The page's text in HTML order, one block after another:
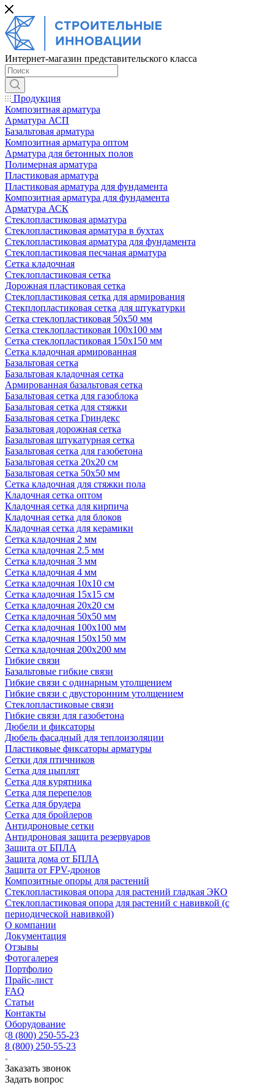
Интернет-магазин представительского класса
Продукция
Композитная арматура
Арматура АСП
Базальтовая арматура
Композитная арматура оптом
Арматура для бетонных полов
Полимерная арматура
Пластиковая арматура
Пластиковая арматура для фундамента
Композитная арматура для фундамента
Арматура АСК
Cтеклопластиковая арматура
Стеклопластиковая арматура в бухтах
Стеклопластиковая арматура для фундамента
Стеклопластиковая песчаная арматура
Сетка кладочная
Стеклопластиковая сетка
Дорожная пластиковая сетка
Стеклопластиковая сетка для армирования
Стекплопластиковая сетка для штукатурки
Сетка стеклопластиковая 50x50 мм
Сетка стеклопластиковая 100x100 мм
Сетка стеклопластиковая 150x150 мм
Сетка кладочная армированная
Базальтовая сетка
Базальтовая кладочная сетка
Армированная базальтовая сетка
Базальтовая сетка для газоблока
Базальтовая сетка для стяжки
Базальтовая сетка Гриндекс
Базальтовая дорожная сетка
Базальтовая штукатурная сетка
Базальтовая сетка для газобетона
Базальтовая сетка 20x20 см
Базальтовая сетка 50x50 мм
Сетка кладочная для стяжки пола
Кладочная сетка оптом
Кладочная сетка для кирпича
Кладочная сетка для блоков
Кладочная сетка для керамики
Сетка кладочная 2 мм
Сетка кладочная 2.5 мм
Сетка кладочная 3 мм
Сетка кладочная 4 мм
Сетка кладочная 10x10 см
Сетка кладочная 15x15 см
Сетка кладочная 20x20 см
Сетка кладочная 50x50 мм
Сетка кладочная 100x100 мм
Сетка кладочная 150x150 мм
Сетка кладочная 200x200 мм
Гибкие связи
Базальтовые гибкие связи
Гибкие связи с одинарным утолщением
Гибкие связи с двусторонним утолщением
Стеклопластиковые связи
Гибкие связи для газобетона
Дюбели и фиксаторы
Дюбель фасадный для теплоизоляции
Пластиковые фиксаторы арматуры
Сетки для птичников
Сетка для цыплят
Сетка для курятника
Сетка для перепелов
Сетка для брудера
Сетка для бройлеров
Антидроновые сетки
Антидроновая защита резервуаров
Защита от БПЛА
Защита дома от БПЛА
Защита от FPV-дронов
Композитные опоры для растений
Стеклопластиковая опора для растений гладкая ЭКО
Стеклопластиковая опора для растений с навивкой (с
периодической навивкой)
О компании
Документация
Отзывы
Фотогалерея
Портфолио
Прайс-лист
FAQ
Статьи
Контакты
Оборудование
8 (800) 250-55-23
8 (800) 250-55-23
Заказать звонок
Задать вопрос